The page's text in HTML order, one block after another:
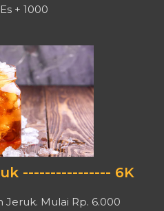
+ 1000
---------------- 6K
Jeruk. Mulai Rp. 6.000